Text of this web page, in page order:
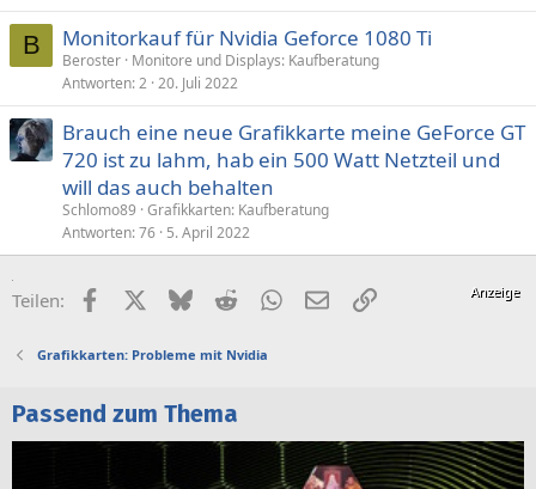
B Monitorkauf für Nvidia Geforce 1080 Ti
Beroster Monitore und Displays: Kaufberatung
Antworten 2 20. Juli 2022
Brauch eine neue Grafikkarte meine GeForce GT
720 ist zu lahm, hab ein 500 Watt Netzteil und
will das auch behalten
Schlomo89 Grafikkarten: Kaufberatung
Antworten 76 5. April 2022
Teilen: FacebookX (Twitter)
BlueskyRedditWhatsApp
E-MailLink
Grafikkarten: Probleme mit Nvidia
Passend zum Thema